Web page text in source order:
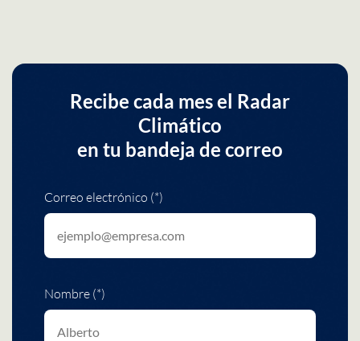
Recibe cada mes el Radar
Climático
en tu bandeja de correo
Correo electrónico (*)
Nombre (*)